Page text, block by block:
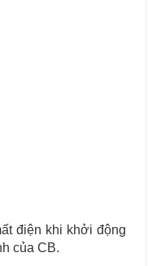
điện khi khởi động
của CB.